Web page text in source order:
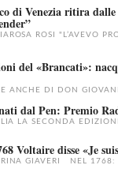
di Venezia ritira
ROSI "L’AVEVO
del «Brancati»:
ANCHE DI DON
dal Pen: Premio
LA SECONDA
Voltaire disse «Je
GIAVERI NEL 1768: